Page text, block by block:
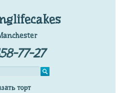
77-27
торт